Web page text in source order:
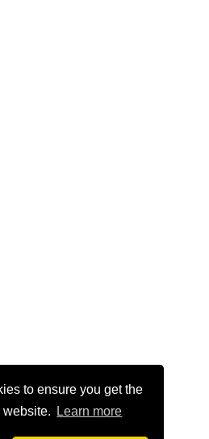
to ensure you get the
website.
Learn more